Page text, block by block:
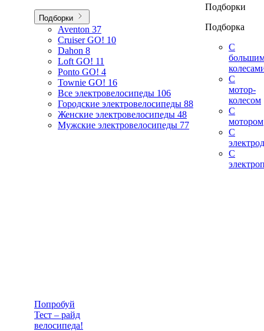
Подборки
Aventon 37
Cruiser GO! 10
Dahon 8
Loft GO! 11
Ponto GO! 4
Townie GO! 16
Все электровелосипеды 106
Городские электровелосипеды 88
Женские электровелосипеды 48
Мужские электровелосипеды 77
Подборки
Подборка
С
С
мотор-
колесом
С
мотором
С
С
Попробуй
Тест – райд
велосипеда!